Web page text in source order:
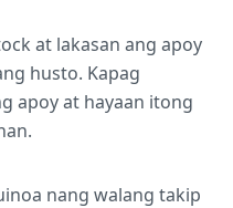
at lakasan ang apoy
husto. Kapag
apoy at hayaan itong
nang walang takip